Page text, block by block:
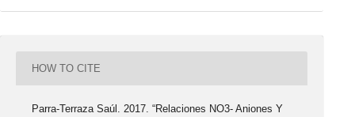
HOW TO CITE
Parra-Terraza Saúl. 2017. “Relaciones NO3- Aniones Y